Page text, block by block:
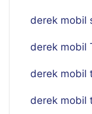
derek mobil
derek mobil
derek mobil
derek mobil